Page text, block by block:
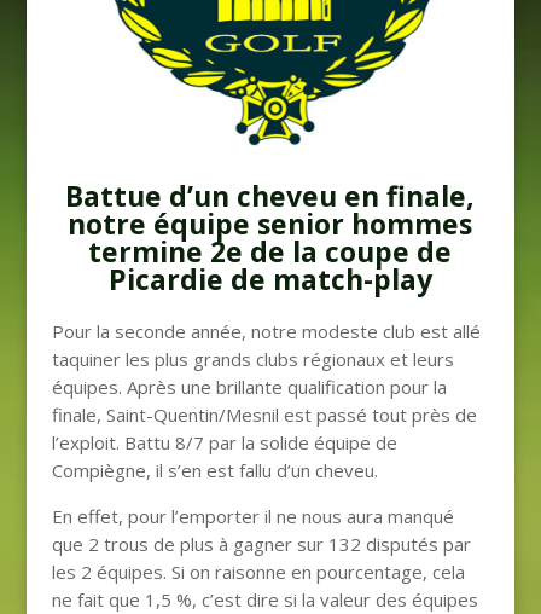
Battue d’un cheveu en finale,
notre équipe senior hommes
termine 2e de la coupe de
Picardie de match-play
Pour la seconde année, notre modeste club est allé
taquiner les plus grands clubs régionaux et leurs
équipes. Après une brillante qualification pour la
finale, Saint-Quentin/Mesnil est passé tout près de
l’exploit. Battu 8/7 par la solide équipe de
Compiègne, il s’en est fallu d’un cheveu.
En effet, pour l’emporter il ne nous aura manqué
que 2 trous de plus à gagner sur 132 disputés par
les 2 équipes. Si on raisonne en pourcentage, cela
ne fait que 1,5 %, c’est dire si la valeur des équipes